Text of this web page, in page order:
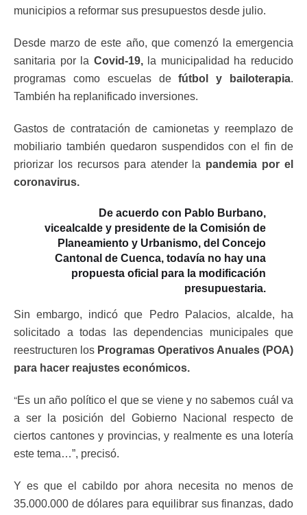
municipios a reformar sus presupuestos desde julio.
Desde marzo de este año, que comenzó la emergencia
sanitaria por la Covid-19,la municipalidad ha reducido
programas como escuelas defútbol y bailoterapia.
También ha replanificado inversiones.
Gastos de contratación de camionetas y reemplazo de
mobiliario también quedaron suspendidos con el fin de
priorizar los recursos para atender la pandemia por el
coronavirus.
De acuerdo con Pablo Burbano,
vicealcalde y presidente de la Comisión de
Planeamiento y Urbanismo, del Concejo
Cantonal de Cuenca, todavía no hay una
propuesta oficial para la modificación
presupuestaria.
Sin embargo, indicó que Pedro Palacios, alcalde, ha
solicitado a todas las dependencias municipales que
reestructuren los Programas Operativos Anuales (POA)
para hacer reajustes económicos.
“Es un año político el que se viene y no sabemos cuál va
a ser la posición del Gobierno Nacional respecto de
ciertos cantones y provincias, y realmente es una lotería
este tema…”, precisó.
Y es que el cabildo por ahora necesita no menos de
35.000.000 de dólares para equilibrar sus finanzas, dado